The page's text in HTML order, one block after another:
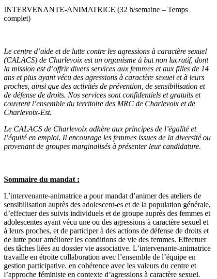
INTERVENANTE-ANIMATRICE (32 h/semaine – Temps
complet)
Le centre d’aide et de lutte contre les agressions à caractère sexuel
(CALACS) de Charlevoix est un organisme à but non lucratif, dont
la mission est d’offrir divers services aux femmes et aux filles de 14
ans et plus ayant vécu des agressions à caractère sexuel et à leurs
proches, ainsi que des activités de prévention, de sensibilisation et
de défense de droits. Nos services sont confidentiels et gratuits et
couvrent l’ensemble du territoire des MRC de Charlevoix et de
Charlevoix-Est.
Le CALACS de Charlevoix adhère aux principes de l’égalité et
l’équité en emploi. Il encourage les femmes issues de la diversité ou
provenant de groupes marginalisés à présenter leur candidature.
Sommaire du mandat :
L’intervenante-animatrice a pour mandat d’animer des ateliers de
sensibilisation auprès des adolescent-es et de la population générale,
d’effectuer des suivis individuels et de groupe auprès des femmes et
adolescentes ayant vécu une ou des agressions à caractère sexuel et
à leurs proches, et de participer à des actions de défense de droits et
de lutte pour améliorer les conditions de vie des femmes. Effectuer
des tâches liées au dossier vie associative. L’intervenante-animatrice
travaille en étroite collaboration avec l’ensemble de l’équipe en
gestion participative, en cohérence avec les valeurs du centre et
l’approche féministe en contexte d’agressions à caractère sexuel.